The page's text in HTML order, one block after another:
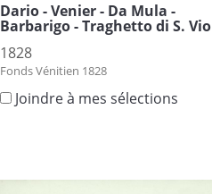
Dario - Venier - Da Mula -
Barbarigo - Traghetto di S. Vio
1828
Fonds Vénitien 1828
Joindre à mes sélections